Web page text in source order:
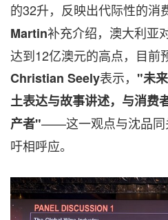
的32升，反映出代际性的消
Martin补充介绍，澳大利亚
达到12亿澳元的高点，目前
Christian Seely表示， "未
土表达与故事讲述，与消费
产者"——这一观点与沈品同
吁相呼应。